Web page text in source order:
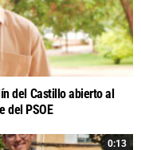
del Castillo abierto al
del PSOE
0:13